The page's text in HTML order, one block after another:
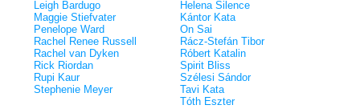
Leigh Bardugo
Maggie Stiefvater
Penelope Ward
Rachel Renee Russell
Rachel van Dyken
Rick Riordan
Rupi Kaur
Stephenie Meyer
Helena Silence
Kántor Kata
On Sai
Rácz-Stefán Tibor
Róbert Katalin
Spirit Bliss
Szélesi Sándor
Tavi Kata
Tóth Eszter